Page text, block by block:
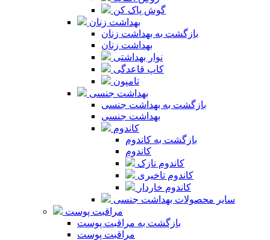
گوش پاک کن
بهداشت زنان
بازگشت به بهداشت زنان
بهداشت زنان
نوار بهداشتی
کاپ قاعدگی
تامپون
بهداشت جنسی
بازگشت به بهداشت جنسی
بهداشت جنسی
کاندوم
بازگشت به کاندوم
کاندوم
کاندوم نازک
کاندوم تاخیری
کاندوم خاردار
سایر محصولات بهداشت جنسی
مراقبت پوست
بازگشت به مراقبت پوست
مراقبت پوست